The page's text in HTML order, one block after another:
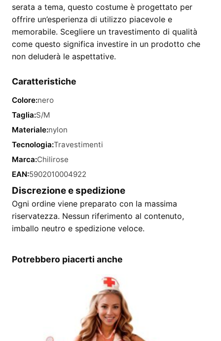
serata a tema, questo costume è progettato per
offrire un’esperienza di utilizzo piacevole e
memorabile. Scegliere un travestimento di qualità
come questo significa investire in un prodotto che
non deluderà le aspettative.
Caratteristiche
Colore:nero
Taglia:S/M
Materiale:nylon
Tecnologia:Travestimenti
Marca:Chilirose
EAN:5902010004922
Discrezione e spedizione
Ogni ordine viene preparato con la massima
riservatezza. Nessun riferimento al contenuto,
imballo neutro e spedizione veloce.
Potrebbero piacerti anche